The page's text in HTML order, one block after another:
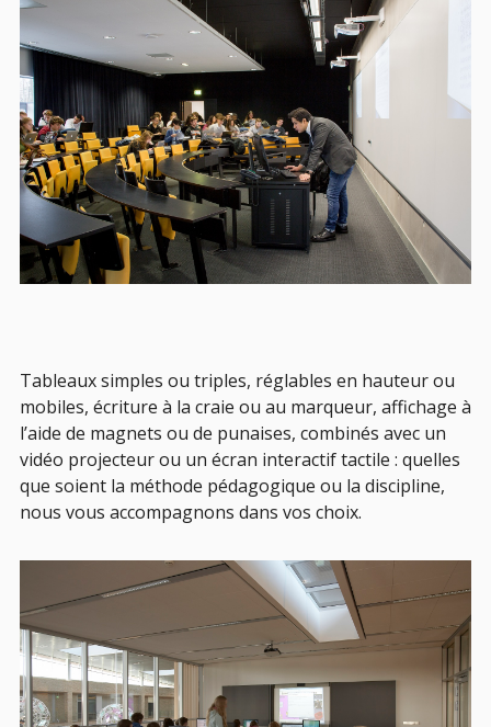
Tableaux simples ou triples, réglables en hauteur ou
mobiles, écriture à la craie ou au marqueur, affichage à
l’aide de magnets ou de punaises, combinés avec un
vidéo projecteur ou un écran interactif tactile : quelles
que soient la méthode pédagogique ou la discipline,
nous vous accompagnons dans vos choix.